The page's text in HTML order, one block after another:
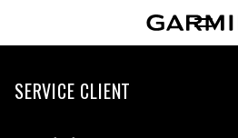
SERVICE CLIENT